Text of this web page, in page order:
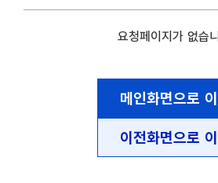
요청페이지가 없습
메인화면으로
이전화면으로